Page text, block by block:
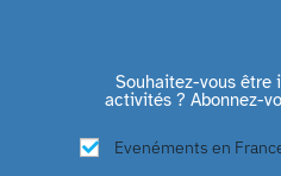
Souhaitez-vous être
activités ? Abonnez-
Evenéments en